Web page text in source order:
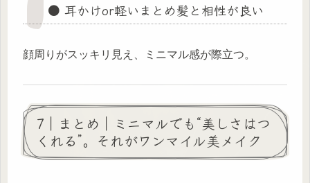
● 耳かけor軽いまとめ髪と相性が良い
顔周りがスッキリ見え、ミニマル感が際立つ。
7｜まとめ｜ミニマルでも“美しさはつ
くれる”。それがワンマイル美メイク